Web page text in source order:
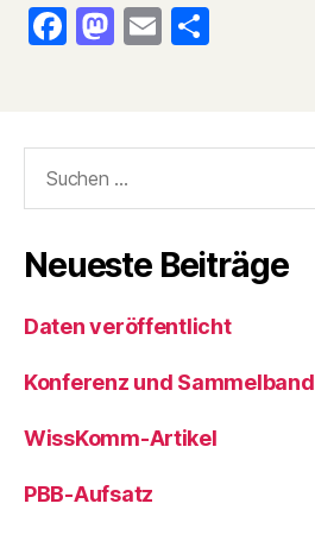
F
e
b
o
o
k
M
d
o
n
E
l
n
nach:
Neueste Beiträge
Daten veröffentlicht
Konferenz und Sammelband
WissKomm-Artikel
PBB-Aufsatz